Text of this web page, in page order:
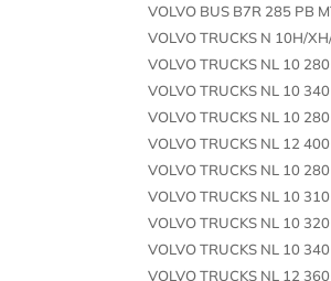
VOLVO BUS B7R 285 PB
VOLVO TRUCKS N 10H/
VOLVO TRUCKS NL 10
VOLVO TRUCKS NL 10
VOLVO TRUCKS NL 10
VOLVO TRUCKS NL 12
VOLVO TRUCKS NL 10
VOLVO TRUCKS NL 10
VOLVO TRUCKS NL 10
VOLVO TRUCKS NL 10
VOLVO TRUCKS NL 12